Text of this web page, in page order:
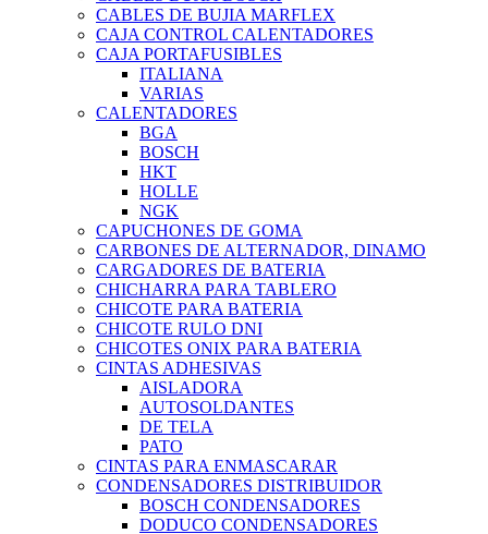
CABLES DE BUJIA MARFLEX
CAJA CONTROL CALENTADORES
CAJA PORTAFUSIBLES
ITALIANA
VARIAS
CALENTADORES
BGA
BOSCH
HKT
HOLLE
NGK
CAPUCHONES DE GOMA
CARBONES DE ALTERNADOR, DINAMO
CARGADORES DE BATERIA
CHICHARRA PARA TABLERO
CHICOTE PARA BATERIA
CHICOTE RULO DNI
CHICOTES ONIX PARA BATERIA
CINTAS ADHESIVAS
AISLADORA
AUTOSOLDANTES
DE TELA
PATO
CINTAS PARA ENMASCARAR
CONDENSADORES DISTRIBUIDOR
BOSCH CONDENSADORES
DODUCO CONDENSADORES